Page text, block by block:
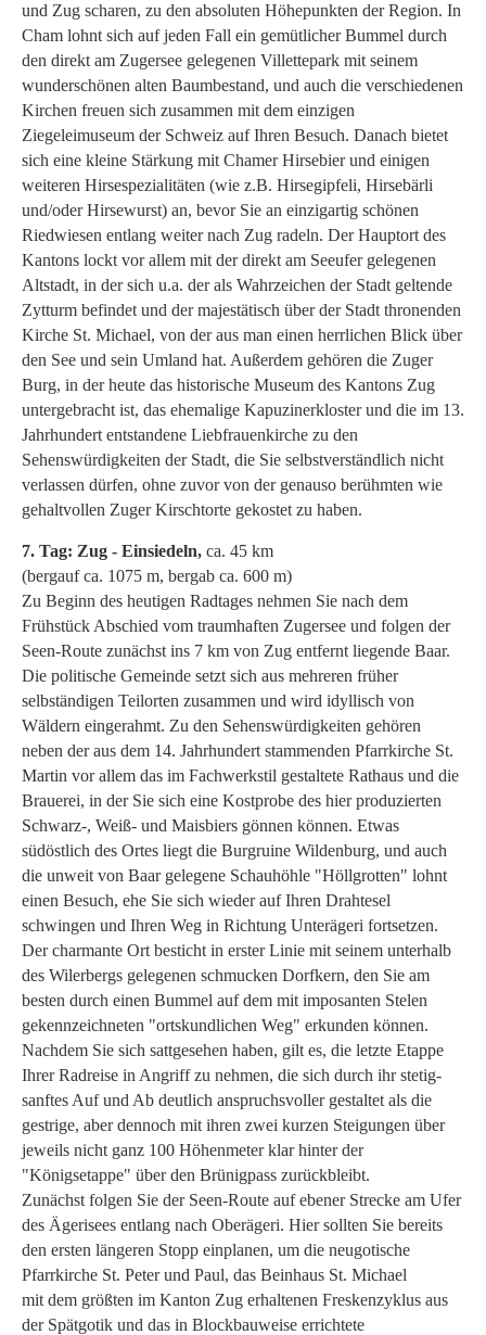
und Zug scharen, zu den absoluten Höhepunkten der Region. In
Cham lohnt sich auf jeden Fall ein gemütlicher Bummel durch
den direkt am Zugersee gelegenen Villettepark mit seinem
wunderschönen alten Baumbestand, und auch die verschiedenen
Kirchen freuen sich zusammen mit dem einzigen
Ziegeleimuseum der Schweiz auf Ihren Besuch. Danach bietet
sich eine kleine Stärkung mit Chamer Hirsebier und einigen
weiteren Hirsespezialitäten (wie z.B. Hirsegipfeli, Hirsebärli
und/oder Hirsewurst) an, bevor Sie an einzigartig schönen
Riedwiesen entlang weiter nach Zug radeln. Der Hauptort des
Kantons lockt vor allem mit der direkt am Seeufer gelegenen
Altstadt, in der sich u.a. der als Wahrzeichen der Stadt geltende
Zytturm befindet und der majestätisch über der Stadt thronenden
Kirche St. Michael, von der aus man einen herrlichen Blick über
den See und sein Umland hat. Außerdem gehören die Zuger
Burg, in der heute das historische Museum des Kantons Zug
untergebracht ist, das ehemalige Kapuzinerkloster und die im 13.
Jahrhundert entstandene Liebfrauenkirche zu den
Sehenswürdigkeiten der Stadt, die Sie selbstverständlich nicht
verlassen dürfen, ohne zuvor von der genauso berühmten wie
gehaltvollen Zuger Kirschtorte gekostet zu haben.
7. Tag: Zug - Einsiedeln, ca. 45 km
(bergauf ca. 1075 m, bergab ca. 600 m)
Zu Beginn des heutigen Radtages nehmen Sie nach dem
Frühstück Abschied vom traumhaften Zugersee und folgen der
Seen-Route zunächst ins 7 km von Zug entfernt liegende Baar.
Die politische Gemeinde setzt sich aus mehreren früher
selbständigen Teilorten zusammen und wird idyllisch von
Wäldern eingerahmt. Zu den Sehenswürdigkeiten gehören
neben der aus dem 14. Jahrhundert stammenden Pfarrkirche St.
Martin vor allem das im Fachwerkstil gestaltete Rathaus und die
Brauerei, in der Sie sich eine Kostprobe des hier produzierten
Schwarz-, Weiß- und Maisbiers gönnen können. Etwas
südöstlich des Ortes liegt die Burgruine Wildenburg, und auch
die unweit von Baar gelegene Schauhöhle "Höllgrotten" lohnt
einen Besuch, ehe Sie sich wieder auf Ihren Drahtesel
schwingen und Ihren Weg in Richtung Unterägeri fortsetzen.
Der charmante Ort besticht in erster Linie mit seinem unterhalb
des Wilerbergs gelegenen schmucken Dorfkern, den Sie am
besten durch einen Bummel auf dem mit imposanten Stelen
gekennzeichneten "ortskundlichen Weg" erkunden können.
Nachdem Sie sich sattgesehen haben, gilt es, die letzte Etappe
Ihrer Radreise in Angriff zu nehmen, die sich durch ihr stetig-
sanftes Auf und Ab deutlich anspruchsvoller gestaltet als die
gestrige, aber dennoch mit ihren zwei kurzen Steigungen über
jeweils nicht ganz 100 Höhenmeter klar hinter der
"Königsetappe" über den Brünigpass zurückbleibt.
Zunächst folgen Sie der Seen-Route auf ebener Strecke am Ufer
des Ägerisees entlang nach Oberägeri. Hier sollten Sie bereits
den ersten längeren Stopp einplanen, um die neugotische
Pfarrkirche St. Peter und Paul, das Beinhaus St. Michael
mit dem größten im Kanton Zug erhaltenen Freskenzyklus aus
der Spätgotik und das in Blockbauweise errichtete